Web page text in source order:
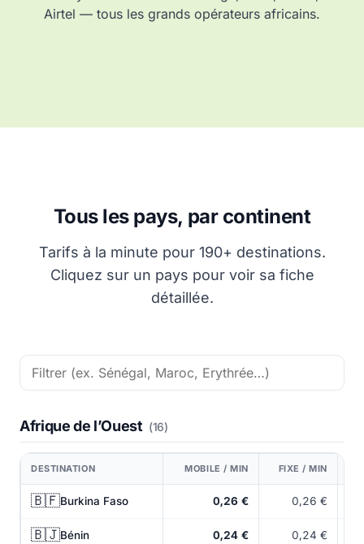
Airtel — tous les grands opérateurs africains.
Tous les pays, par continent
Tarifs à la minute pour 190+ destinations.
Cliquez sur un pays pour voir sa fiche
détaillée.
Afrique de l’Ouest (16)
DESTINATION MOBILE / MIN FIXE / MIN
🇧🇫Burkina Faso 0,26 € 0,26 €
🇧🇯Bénin 0,24 € 0,24 €